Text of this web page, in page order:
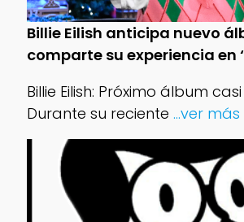
Billie Eilish anticipa nuevo
comparte su experiencia en
Billie Eilish: Próximo álbum
Durante su reciente ...ver más